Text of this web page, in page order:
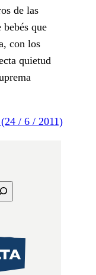
de las
bebés que
con los
quietud
/ 6 / 2011)